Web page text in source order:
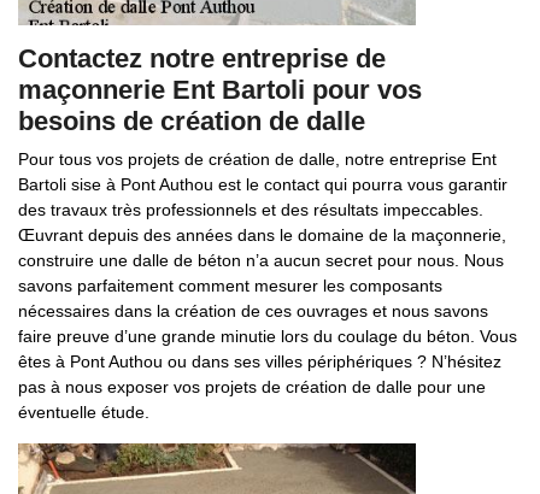
Contactez notre entreprise de
maçonnerie Ent Bartoli pour vos
besoins de création de dalle
Pour tous vos projets de création de dalle, notre entreprise Ent
Bartoli sise à Pont Authou est le contact qui pourra vous garantir
des travaux très professionnels et des résultats impeccables.
Œuvrant depuis des années dans le domaine de la maçonnerie,
construire une dalle de béton n’a aucun secret pour nous. Nous
savons parfaitement comment mesurer les composants
nécessaires dans la création de ces ouvrages et nous savons
faire preuve d’une grande minutie lors du coulage du béton. Vous
êtes à Pont Authou ou dans ses villes périphériques ? N’hésitez
pas à nous exposer vos projets de création de dalle pour une
éventuelle étude.